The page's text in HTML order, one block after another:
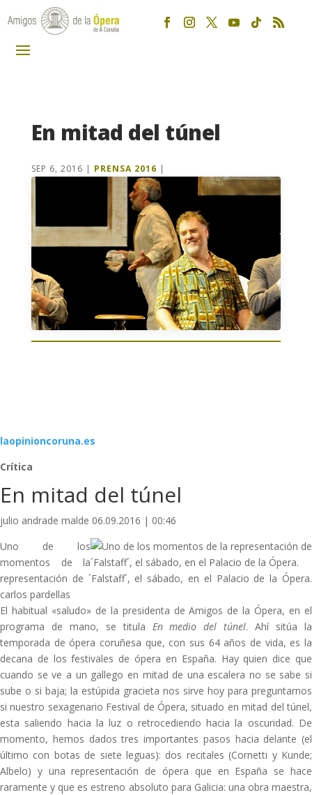
En mitad del túnel
SEP 6, 2016 | PRENSA 2016 |
laopinioncoruna.es
Crítica
En mitad del túnel
julio andrade malde 06.09.2016 | 00:46
Uno de los
momentos de la
representación de ´Falstaff´, el sábado, en el Palacio de la Ópera.
carlos pardellas
El habitual «saludo» de la presidenta de Amigos de la Ópera, en el
programa de mano, se titula En medio del túnel. Ahí sitúa la
temporada de ópera coruñesa que, con sus 64 años de vida, es la
decana de los festivales de ópera en España. Hay quien dice que
cuando se ve a un gallego en mitad de una escalera no se sabe si
sube o si baja; la estúpida gracieta nos sirve hoy para preguntarnos
si nuestro sexagenario Festival de Ópera, situado en mitad del túnel,
esta saliendo hacia la luz o retrocediendo hacia la oscuridad. De
momento, hemos dados tres importantes pasos hacia delante (el
último con botas de siete leguas): dos recitales (Cornetti y Kunde;
Albelo) y una representación de ópera que en España se hace
raramente y que es estreno absoluto para Galicia: una obra maestra,